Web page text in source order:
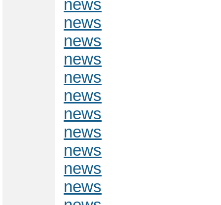
news
news
news
news
news
news
news
news
news
news
news